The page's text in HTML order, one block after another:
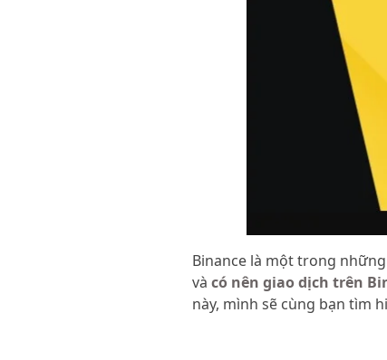
Binance là một trong
và có nên giao dịch trên
này, mình sẽ cùng bạn tìm